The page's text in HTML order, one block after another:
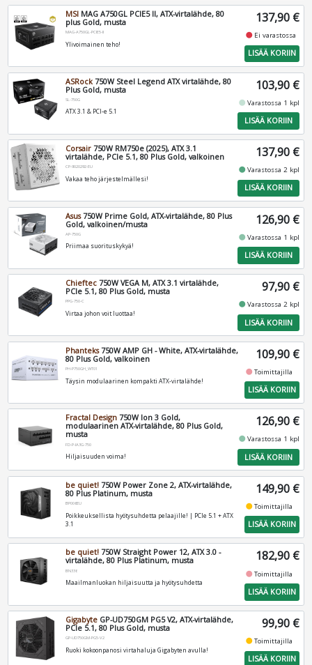
MSI MAG A750GL PCIE5 II, ATX-virtalähde, 80
plus Gold, musta
MAG-A750GL-PCIE5-II
Ylivoimainen teho!
137,90 €
fiber_manual_record Ei varastossa
LISÄÄ KORIIN
ASRock 750W Steel Legend ATX virtalähde, 80
Plus Gold, musta
SL-750G
ATX 3.1 & PCI-e 5.1
103,90 €
fiber_manual_record Varastossa 1 kpl
LISÄÄ KORIIN
Corsair 750W RM750e (2025), ATX 3.1
virtalähde, PCIe 5.1, 80 Plus Gold, valkoinen
CP-9020292-EU
Vakaa teho järjestelmällesi!
137,90 €
fiber_manual_recordVarastossa 2 kpl
LISÄÄ KORIIN
Asus750W Prime Gold, ATX-virtalähde, 80 Plus
Gold, valkoinen/musta
AP-750G
Priimaa suorituskykyä!
126,90 €
fiber_manual_recordVarastossa 1 kpl
LISÄÄ KORIIN
Chieftec 750W VEGA M, ATX 3.1 virtalähde,
PCIe 5.1, 80 Plus Gold, musta
PPG-750-C
Virtaa johon voit luottaa!
97,90 €
fiber_manual_recordVarastossa 2 kpl
LISÄÄ KORIIN
Phanteks750W AMP GH - White, ATX-virtalähde,
80 Plus Gold, valkoinen
PH-P750GH_WT01
Täysin modulaarinen kompakti ATX-virtalähde!
109,90 €
fiber_manual_recordToimittajilla
LISÄÄ KORIIN
Fractal Design 750W Ion 3 Gold,
modulaarinen ATX-virtalähde, 80 Plus Gold,
musta
FD-P-IA3G-750
Hiljaisuuden voima!
126,90 €
fiber_manual_recordVarastossa 1 kpl
LISÄÄ KORIIN
be quiet! 750W Power Zone 2, ATX-virtalähde,
80 Plus Platinum, musta
BP006EU
Poikkeuksellista hyötysuhdetta pelaajille! | PCIe 5.1 + ATX
3.1
149,90 €
fiber_manual_recordToimittajilla
LISÄÄ KORIIN
be quiet! 750W Straight Power 12, ATX 3.0 -
virtalähde, 80 Plus Platinum, musta
BN336
Maailmanluokan hiljaisuutta ja hyötysuhdetta
182,90 €
fiber_manual_recordToimittajilla
LISÄÄ KORIIN
Gigabyte GP-UD750GM PG5 V2, ATX-virtalähde,
PCIe 5.1, 80 Plus Gold, musta
GP-UD750GM-PG5-V2
Ruoki kokoonpanosi virtahaluja Gigabyten avulla!
99,90 €
fiber_manual_recordToimittajilla
LISÄÄ KORIIN